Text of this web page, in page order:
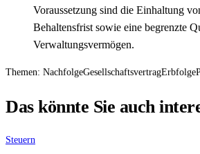
Voraussetzung sind die Einhaltung
Behaltensfrist sowie eine begrenzte
Verwaltungsvermögen.
Themen: NachfolgeGesellschaftsvertragErbfolge
Das könnte Sie auch
Steuern